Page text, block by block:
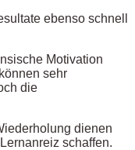
ebenso schnell
Motivation
können sehr
die
dienen
schaffen.